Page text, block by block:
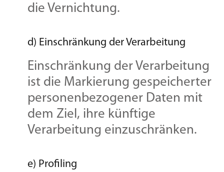
die Vernichtung.
d) Einschränkung der Verarbeitung
Einschränkung der Verarbeitung
ist die Markierung gespeicherter
personenbezogener Daten mit
dem Ziel, ihre künftige
Verarbeitung einzuschränken.
e) Profiling